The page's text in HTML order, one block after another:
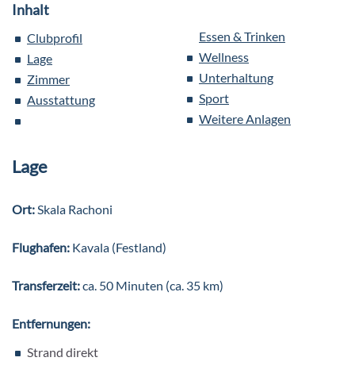
Inhalt
Clubprofil
Lage
Zimmer
Ausstattung
Essen & Trinken
Wellness
Unterhaltung
Sport
Weitere Anlagen
Lage
Ort:Skala Rachoni
Flughafen: Kavala (Festland)
Transferzeit:ca. 50 Minuten (ca. 35 km)
Entfernungen:
Strand direkt